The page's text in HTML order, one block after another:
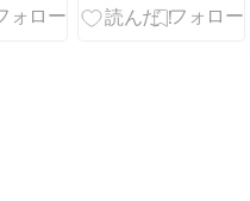
県（石川県 富